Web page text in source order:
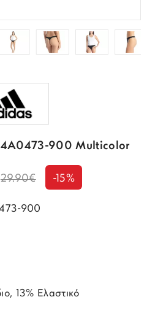
4A0473-900 Multicolor
29.90€ -15%
900
13% Ελαστικό